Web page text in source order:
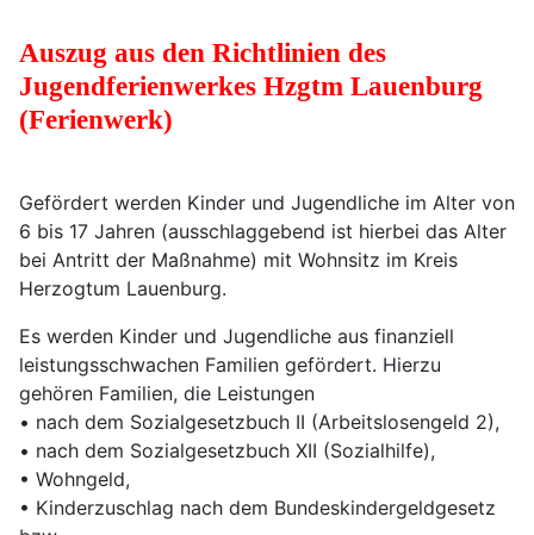
Auszug aus den Richtlinien des
Jugendferienwerkes Hzgtm Lauenburg
(Ferienwerk)
Gefördert werden Kinder und Jugendliche im Alter von
6 bis 17 Jahren (ausschlaggebend ist hierbei das Alter
bei Antritt der Maßnahme) mit Wohnsitz im Kreis
Herzogtum Lauenburg.
Es werden Kinder und Jugendliche aus finanziell
leistungsschwachen Familien gefördert. Hierzu
gehören Familien, die Leistungen
• nach dem Sozialgesetzbuch II (Arbeitslosengeld 2),
• nach dem Sozialgesetzbuch XII (Sozialhilfe),
• Wohngeld,
• Kinderzuschlag nach dem Bundeskindergeldgesetz